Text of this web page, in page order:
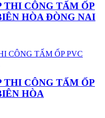
THI CÔNG TẤM ỐP
HÒA ĐÒNG NAI
THI CÔNG TẤM ỐP
HÒA